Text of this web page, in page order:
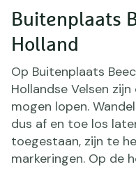
Buitenplaats
Holland
Op Buitenplaats
Hollandse Velsen
mogen lopen.
dus af en toe los
toegestaan, zijn te
markeringen. Op de